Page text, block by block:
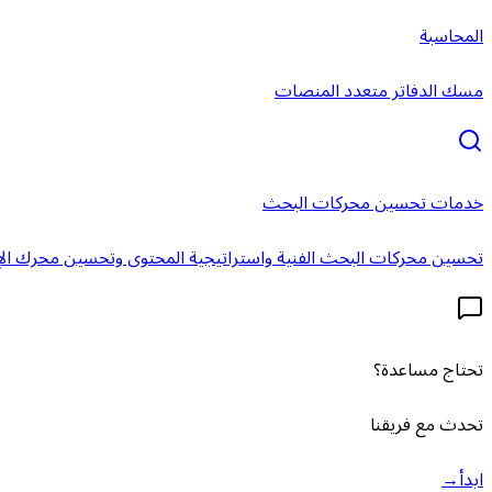
المحاسبة
مسك الدفاتر متعدد المنصات
خدمات تحسين محركات البحث
تحسين محركات البحث الفنية واستراتيجية المحتوى وتحسين محرك
تحتاج مساعدة؟
تحدث مع فريقنا
ابدأ→